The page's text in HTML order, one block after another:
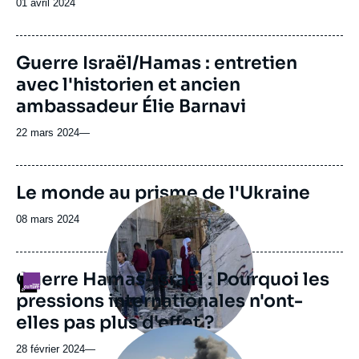
Date
publication
01 avril 2024
Guerre Israël/Hamas : entretien
avec l'historien et ancien
ambassadeur Élie Barnavi
22 mars 2024—
Image
de
couverture
de
publication
Le monde au prisme de l'Ukraine
Date
publication
08 mars 2024
Logo
Image
principale
médiatique
Guerre Hamas-Israël : Pourquoi les
pressions internationales n'ont-
elles pas plus d'effet ?
28 février 2024—
Image
principale